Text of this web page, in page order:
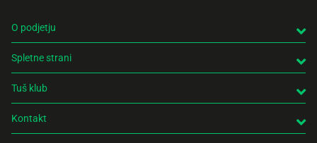
O podjetju
Spletne strani
Tuš klub
Kontakt